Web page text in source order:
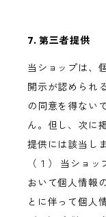
7. 第三者提供
当ショップは、
開示が認められ
の同意を得ない
ん。但し、次に
提供には該当し
（１） 当ショ
おいて個人情報
とに伴って個人